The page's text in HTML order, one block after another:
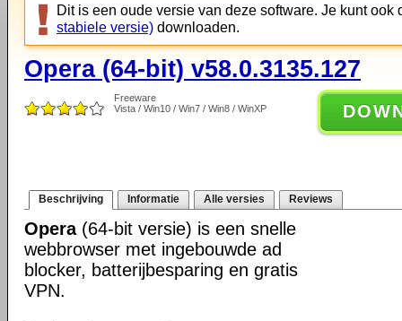
Dit is een oude versie van deze software. Je kunt ook
stabiele versie) downloaden.
Opera (64-bit) v58.0.3135.127
Freeware
Vista / Win10 / Win7 / Win8 / WinXP
Beschrijving Informatie Alle versies Reviews
Opera(64-bit versie) is een snelle
webbrowser met ingebouwde ad
blocker, batterijbesparing en gratis
VPN.